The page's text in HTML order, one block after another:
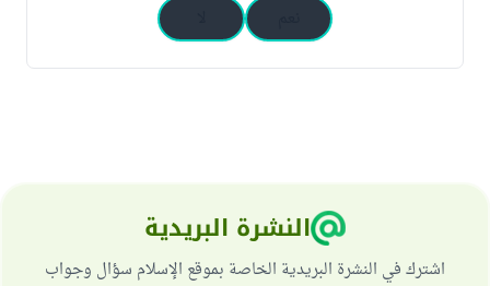
النشرة البريدية
اشترك في النشرة البريدية الخاصة بموقع الإسلام سؤال وجواب